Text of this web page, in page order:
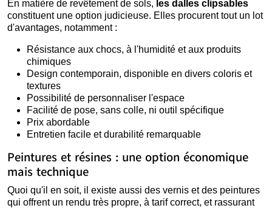
En matière de revêtement de sols, les dalles clipsables
constituent une option judicieuse. Elles procurent tout un lot
d'avantages, notamment :
Résistance aux chocs, à l'humidité et aux produits
chimiques
Design contemporain, disponible en divers coloris et
textures
Possibilité de personnaliser l'espace
Facilité de pose, sans colle, ni outil spécifique
Prix abordable
Entretien facile et durabilité remarquable
Peintures et résines : une option économique
mais technique
Quoi qu'il en soit, il existe aussi des vernis et des peintures
qui offrent un rendu très propre, à tarif correct, et rassurant